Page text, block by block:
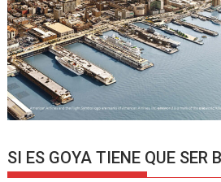
SI ES GOYA TIENE QUE SER